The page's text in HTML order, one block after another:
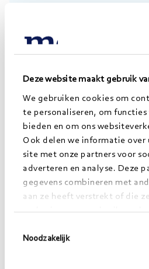
Deze website maakt gebruik
We gebruiken cookies om
te personaliseren, om
bieden en om ons
Ook delen we informatie over
site met onze partners voor
adverteren en analyse. Deze
gegevens combineren met
aan ze heeft verstrekt of die
op basis van uw gebruik van
Noodzakelijk
verantwoordelijk voor de
en een deel van de
werkzaamheden, zoals
textielvoorziening, maar ook
facilitaire begroting.
Patricia heeft Facility
de Haagse Hogeschool,
het besturen en beheersen
activiteiten ten behoeve van
een organisatie. Naast de
het officeteam neemt
finance-werkzaamheden